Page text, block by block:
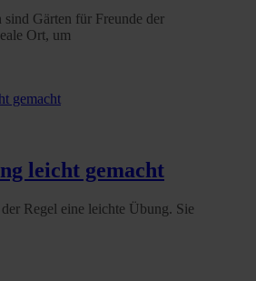
sind Gärten für Freunde der
Ort, um
leicht gemacht
Regel eine leichte Übung. Sie